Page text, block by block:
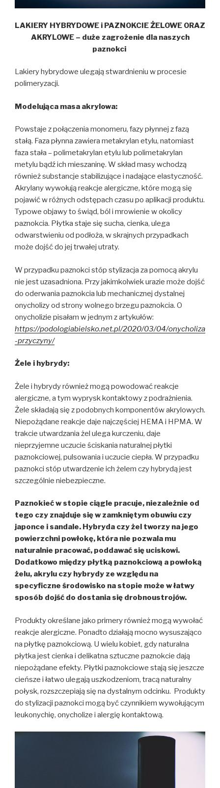
LAKIERY HYBRYDOWE i PAZNOKCIE ŻELOWE ORAZ
AKRYLOWE – duże zagrożenie dla naszych
paznokci
Lakiery hybrydowe ulegają stwardnieniu w procesie
polimeryzacji.
Modelująca masa akrylowa:
Powstaje z połączenia monomeru, fazy płynnej z fazą
stałą. Faza płynna zawiera metakrylan etylu, natomiast
faza stała – polimetakrylan etylu lub polimetakrylan
metylu bądź ich mieszaninę. W skład masy wchodzą
również substancje stabilizujące i nadające elastyczność.
Akrylany wywołują reakcje alergiczne, które mogą się
pojawić w różnych odstępach czasu po aplikacji produktu.
Typowe objawy to świąd, ból i mrowienie w okolicy
paznokcia. Płytka staje się sucha, cienka, ulega
odwarstwieniu od podłoża, w skrajnych przypadkach
może dojść do jej trwałej utraty.
W przypadku paznokci stóp stylizacja za pomocą akrylu
nie jest uzasadniona. Przy jakimkolwiek urazie może dojść
do oderwania paznokcia lub mechanicznej dystalnej
onycholizy od strony wolnego brzegu paznokcia. O
onycholizie pisałam w jednym z artykułów:
https://podologiabielsko.net.pl/2020/03/04/onycholiza
-przyczyny/
Żele i hybrydy:
Żele i hybrydy również mogą powodować reakcje
alergiczne, a tym wyprysk kontaktowy z podrażnienia.
Żele składają się z podobnych komponentów akrylowych.
Niepożądane reakcje daje najczęściej HEMA i HPMA. W
trakcie utwardzania żel ulega kurczeniu, daje
nieprzyjemne uczucie ściskania naturalnej płytki
paznokciowej, pulsowania i uczucie ciepła. W przypadku
paznokci stóp utwardzenie ich żelem czy hybrydą jest
szczególnie niebezpieczne.
Paznokieć w stopie ciągle pracuje, niezależnie od
tego czy znajduje się w zamkniętym obuwiu czy
japonce i sandale. Hybryda czy żel tworzy na jego
powierzchni powłokę, która nie pozwala mu
naturalnie pracować, poddawać się uciskowi.
Dodatkowo między płytką paznokciową a powłoką
żelu, akrylu czy hybrydy ze względu na
specyficzne środowisko na stopie może w łatwy
sposób dojść do dostania się drobnoustrojów.
Produkty określane jako primery również mogą wywołać
reakcje alergiczne. Ponadto działają mocno wysuszająco
na płytkę paznokciową. U wielu kobiet, gdy naturalna
płytka jest cienka i delikatna sztuczne paznokcie dają
niepożądane efekty. Płytki paznokciowe stają się jeszcze
cieńsze i łatwo ulegają uszkodzeniom, tracą naturalny
połysk, rozszczepiają się na dystalnym odcinku. Produkty
do stylizacji paznokci mogą być czynnikiem wywołującym
leukonychię, onycholize i alergię kontaktową.